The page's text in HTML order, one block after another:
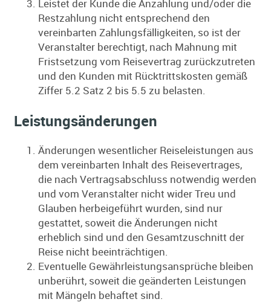
Leistet der Kunde die Anzahlung und/oder die
Restzahlung nicht entsprechend den
vereinbarten Zahlungsfälligkeiten, so ist der
Veranstalter berechtigt, nach Mahnung mit
Fristsetzung vom Reisevertrag zurückzutreten
und den Kunden mit Rücktrittskosten gemäß
Ziffer 5.2 Satz 2 bis 5.5 zu belasten.
Leistungsänderungen
Änderungen wesentlicher Reiseleistungen aus
dem vereinbarten Inhalt des Reisevertrages,
die nach Vertragsabschluss notwendig werden
und vom Veranstalter nicht wider Treu und
Glauben herbeigeführt wurden, sind nur
gestattet, soweit die Änderungen nicht
erheblich sind und den Gesamtzuschnitt der
Reise nicht beeinträchtigen.
Eventuelle Gewährleistungsansprüche bleiben
unberührt, soweit die geänderten Leistungen
mit Mängeln behaftet sind.